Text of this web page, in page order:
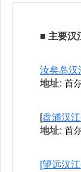
■ 主要汉
汝矣岛汉
地址: 首
[盘浦汉
地址: 首
[望远汉